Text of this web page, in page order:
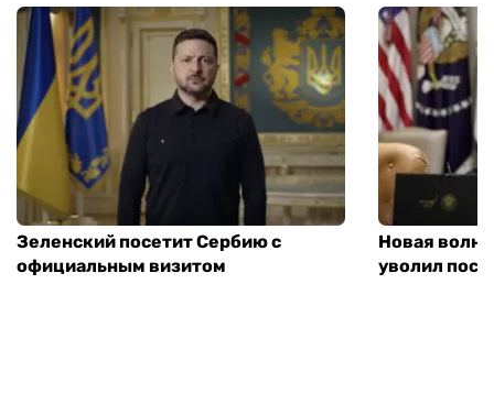
Зеленский посетит Сербию с
официальным визитом
Новая
уволил